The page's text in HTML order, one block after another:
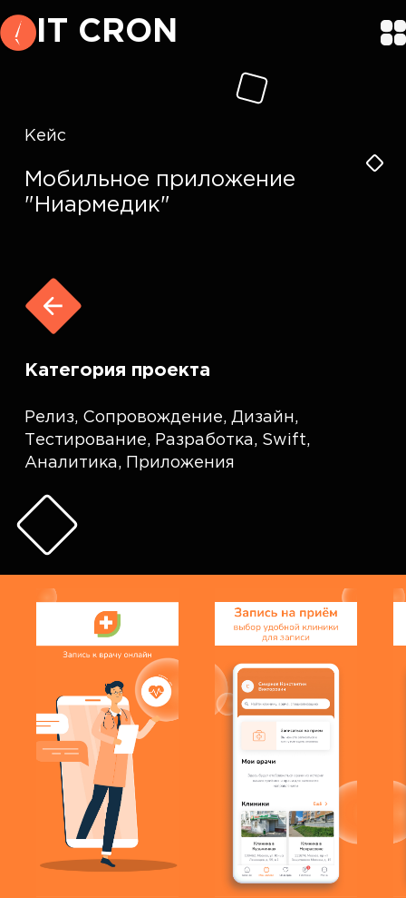
IT CRON
Кейс
Мобильное приложение
"Ниармедик"
Категория проекта
Релиз, Сопровождение, Дизайн,
Тестирование, Разработка, Swift,
Аналитика, Приложения